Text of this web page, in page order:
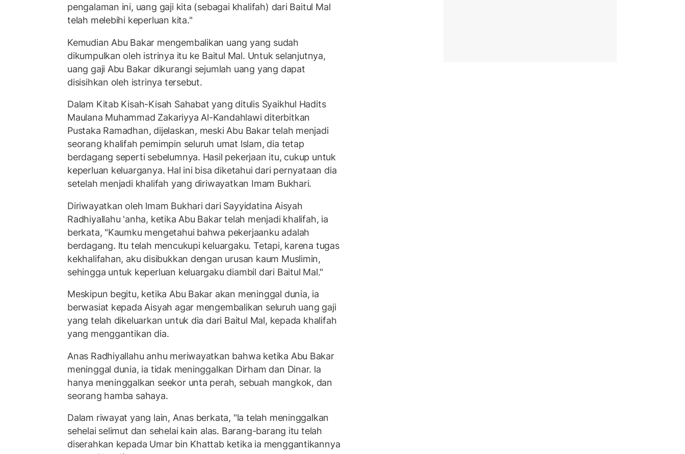
pengalaman ini, uang gaji kita (sebagai khalifah) dari Baitul Mal
telah melebihi keperluan kita."
Kemudian Abu Bakar mengembalikan uang yang sudah
dikumpulkan oleh istrinya itu ke Baitul Mal. Untuk selanjutnya,
uang gaji Abu Bakar dikurangi sejumlah uang yang dapat
disisihkan oleh istrinya tersebut.
Dalam Kitab Kisah-Kisah Sahabat yang ditulis Syaikhul Hadits
Maulana Muhammad Zakariyya Al-Kandahlawi diterbitkan
Pustaka Ramadhan, dijelaskan, meski Abu Bakar telah menjadi
seorang khalifah pemimpin seluruh umat lslam, dia tetap
berdagang seperti sebelumnya. Hasil pekerjaan itu, cukup untuk
keperluan keluarganya. Hal ini bisa diketahui dari pernyataan dia
setelah menjadi khalifah yang diriwayatkan Imam Bukhari.
Diriwayatkan oleh lmam Bukhari dari Sayyidatina Aisyah
Radhiyallahu 'anha, ketika Abu Bakar telah menjadi khalifah, ia
berkata, "Kaumku mengetahui bahwa pekerjaanku adalah
berdagang. ltu telah mencukupi keluargaku. Tetapi, karena tugas
kekhalifahan, aku disibukkan dengan urusan kaum Muslimin,
sehingga untuk keperluan keluargaku diambil dari Baitul Mal."
Meskipun begitu, ketika Abu Bakar akan meninggal dunia, ia
berwasiat kepada Aisyah agar mengembalikan seluruh uang gaji
yang telah dikeluarkan untuk dia dari Baitul Mal, kepada khalifah
yang menggantikan dia.
Anas Radhiyallahu anhu meriwayatkan bahwa ketika Abu Bakar
meninggal dunia, ia tidak meninggalkan Dirham dan Dinar. la
hanya meninggalkan seekor unta perah, sebuah mangkok, dan
seorang hamba sahaya.
Dalam riwayat yang lain, Anas berkata, "la telah meninggalkan
sehelai selimut dan sehelai kain alas. Barang-barang itu telah
diserahkan kepada Umar bin Khattab ketika ia menggantikannya